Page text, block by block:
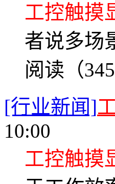
工控触摸
者说多场
阅读（
[行业新闻]
10:00
工控触摸